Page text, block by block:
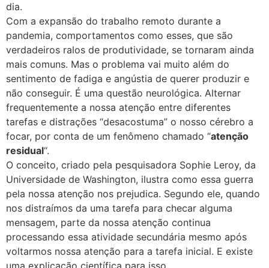
dia.
Com a expansão do trabalho remoto durante a
pandemia, comportamentos como esses, que são
verdadeiros ralos de produtividade, se tornaram ainda
mais comuns. Mas o problema vai muito além do
sentimento de fadiga e angústia de querer produzir e
não conseguir. É uma questão neurológica. Alternar
frequentemente a nossa atenção entre diferentes
tarefas e distrações “desacostuma” o nosso cérebro a
focar, por conta de um fenômeno chamado “atenção
residual“.
O conceito, criado pela pesquisadora Sophie Leroy, da
Universidade de Washington, ilustra como essa guerra
pela nossa atenção nos prejudica. Segundo ele, quando
nos distraímos da uma tarefa para checar alguma
mensagem, parte da nossa atenção continua
processando essa atividade secundária mesmo após
voltarmos nossa atenção para a tarefa inicial. E existe
uma explicação científica para isso.